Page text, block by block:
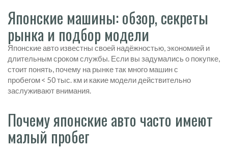
Японские машины: обзор, секреты
рынка и подбор модели
Японские авто известны своей надёжностью, экономией и
длительным сроком службы. Если вы задумались о покупке,
стоит понять, почему на рынке так много машин с
пробегом < 50 тыс. км и какие модели действительно
заслуживают внимания.
Почему японские авто часто имеют
малый пробег